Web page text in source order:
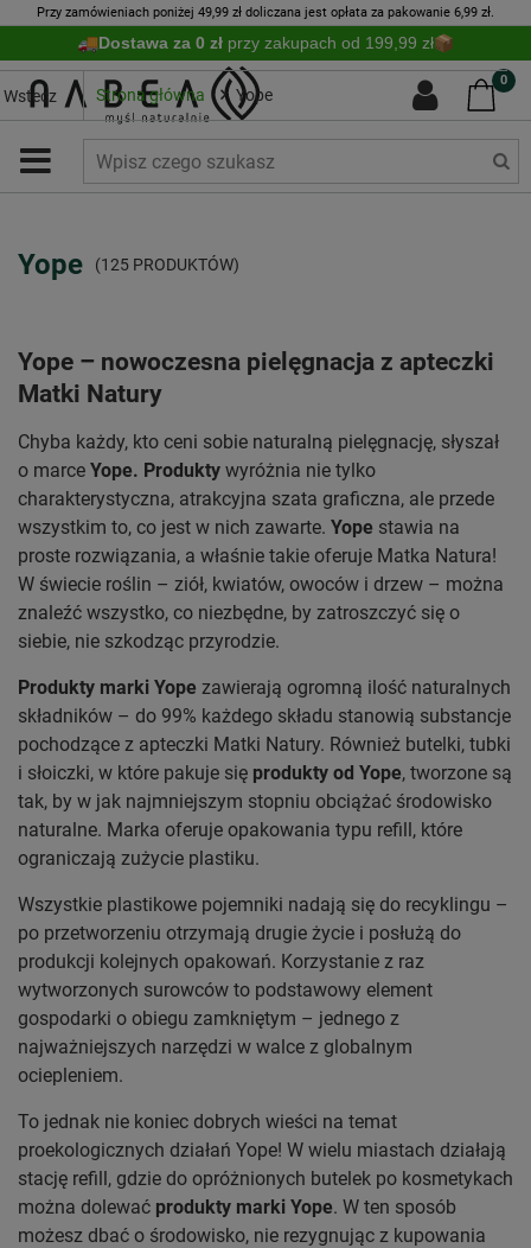
Przy zamówieniach poniżej 49,99 zł doliczana jest opłata za pakowanie 6,99 zł.
Dostawa za 0 zł przy zakupach od 199,99 zł
0
Wstecz Strona główna Yope
Yope (125 PRODUKTÓW)
Yope – nowoczesna pielęgnacja z apteczki
Matki Natury
Chyba każdy, kto ceni sobie naturalną pielęgnację, słyszał
o marce Yope. Produkty wyróżnia nie tylko
charakterystyczna, atrakcyjna szata graficzna, ale przede
wszystkim to, co jest w nich zawarte. Yope stawia na
proste rozwiązania, a właśnie takie oferuje Matka Natura!
W świecie roślin – ziół, kwiatów, owoców i drzew – można
znaleźć wszystko, co niezbędne, by zatroszczyć się o
siebie, nie szkodząc przyrodzie.
Produkty marki Yope zawierają ogromną ilość naturalnych
składników – do 99% każdego składu stanowią substancje
pochodzące z apteczki Matki Natury. Również butelki, tubki
i słoiczki, w które pakuje się produkty od Yope, tworzone są
tak, by w jak najmniejszym stopniu obciążać środowisko
naturalne. Marka oferuje opakowania typu refill, które
ograniczają zużycie plastiku.
Wszystkie plastikowe pojemniki nadają się do recyklingu –
po przetworzeniu otrzymają drugie życie i posłużą do
produkcji kolejnych opakowań. Korzystanie z raz
wytworzonych surowców to podstawowy element
gospodarki o obiegu zamkniętym – jednego z
najważniejszych narzędzi w walce z globalnym
ociepleniem.
To jednak nie koniec dobrych wieści na temat
proekologicznych działań Yope! W wielu miastach działają
stację refill, gdzie do opróżnionych butelek po kosmetykach
można dolewać produkty marki Yope. W ten sposób
możesz dbać o środowisko, nie rezygnując z kupowania